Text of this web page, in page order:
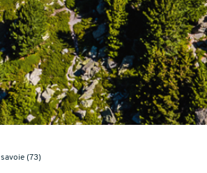
savoie (73)